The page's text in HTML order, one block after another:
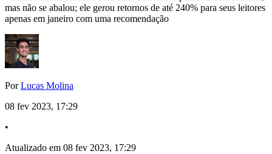
mas não se abalou; ele gerou retornos de até 240% para seus leitores
apenas em janeiro com uma recomendação
PorLucas Molina
08 fev 2023, 17:29
•
Atualizado em 08 fev 2023, 17:29